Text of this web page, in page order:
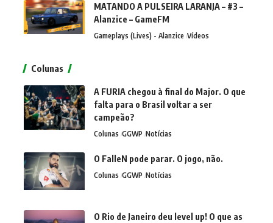
MATANDO A PULSEIRA LARANJA – #3 –
Alanzice – GameFM
Gameplays (Lives) - Alanzice Vídeos
Colunas
A FURIA chegou à final do Major. O que
falta para o Brasil voltar a ser
campeão?
Colunas GGWP Notícias
O FalleN pode parar. O jogo, não.
Colunas GGWP Notícias
O Rio de Janeiro deu level up! O que as